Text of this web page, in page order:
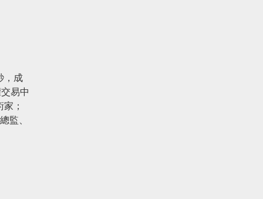
，成
易中
；
監、